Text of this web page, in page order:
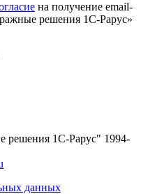
на получение email-
решения 1С-Рарус»
1С-Рарус" 1994-
данных